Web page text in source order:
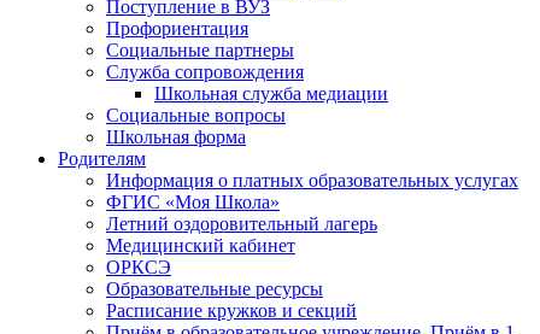
Поступление в ВУЗ
Профориентация
Социальные партнеры
Служба сопровождения
Школьная служба медиации
Социальные вопросы
Школьная форма
Родителям
Информация о платных образовательных услугах
ФГИС «Моя Школа»
Летний оздоровительный лагерь
Медицинский кабинет
ОРКСЭ
Образовательные ресурсы
Расписание кружков и секций